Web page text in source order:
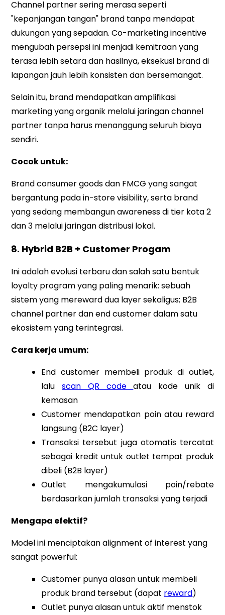
Channel partner sering merasa seperti
"kepanjangan tangan" brand tanpa mendapat
dukungan yang sepadan. Co-marketing incentive
mengubah persepsi ini menjadi kemitraan yang
terasa lebih setara dan hasilnya, eksekusi brand di
lapangan jauh lebih konsisten dan bersemangat.
Selain itu, brand mendapatkan amplifikasi
marketing yang organik melalui jaringan channel
partner tanpa harus menanggung seluruh biaya
sendiri.
Cocok untuk:
Brand consumer goods dan FMCG yang sangat
bergantung pada in-store visibility, serta brand
yang sedang membangun awareness di tier kota 2
dan 3 melalui jaringan distribusi lokal.
8. Hybrid B2B + Customer Progam
Ini adalah evolusi terbaru dan salah satu bentuk
loyalty program yang paling menarik: sebuah
sistem yang mereward dua layer sekaligus; B2B
channel partner dan end customer dalam satu
ekosistem yang terintegrasi.
Cara kerja umum:
End customer membeli produk di outlet,
laluscan QR codeatau kode unik di
kemasan
Customer mendapatkan poin atau reward
langsung (B2C layer)
Transaksi tersebut juga otomatis tercatat
sebagai kredit untuk outlet tempat produk
dibeli (B2B layer)
Outlet mengakumulasi poin/rebate
berdasarkan jumlah transaksi yang terjadi
Mengapa efektif?
Model ini menciptakan alignment of interest yang
sangat powerful:
Customer punya alasan untuk membeli
produk brand tersebut (dapat reward)
Outlet punya alasan untuk aktif menstok